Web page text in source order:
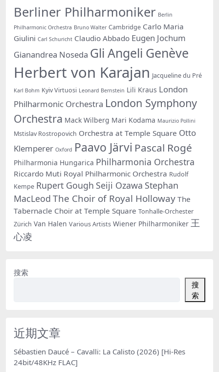
Berliner Philharmoniker Berlin
Philharmonic Orchestra Bruno Walter Cambridge Carlo Maria
Giulini Carl Schuricht Claudio Abbado Eugen Jochum
Gianandrea Noseda Gli Angeli Genève
Herbert von Karajan Jacqueline du Pré
Karl Bohm Kyiv Virtuosi Leonard Bernstein Lili Kraus London
Philharmonic Orchestra London Symphony
Orchestra Mack Wilberg Mari Kodama Maurizio Pollini
Mstislav Rostropovich Orchestra at Temple Square Otto
Klemperer Oxford Paavo Järvi Pascal Rogé
Philharmonia Hungarica Philharmonia Orchestra
Riccardo Muti Royal Philharmonic Orchestra Rudolf
Kempe Rupert Gough Seiji Ozawa Stephan
MacLeod The Choir of Royal Holloway The
Tabernacle Choir at Temple Square Tonhalle-Orchester
Zürich Van Halen Various Artists Wiener Philharmoniker 王
心凌
搜索
搜
索
近期文章
Sébastien Daucé – Cavalli: La Calisto (2026) [Hi-Res
24bit/48KHz FLAC]